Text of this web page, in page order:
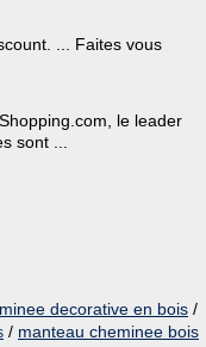
... Faites vous
le leader
sont ...
decorative en bois /
/ manteau cheminee bois